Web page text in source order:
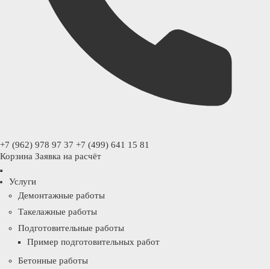
+7 (962) 978 97 37 +7 (499) 641 15 81
Корзина Заявка на расчёт
Услуги
Демонтажные работы
Такелажные работы
Подготовительные работы
Пример подготовительных работ
Бетонные работы